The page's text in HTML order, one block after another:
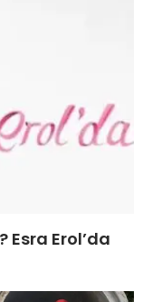
Esra Erol’da